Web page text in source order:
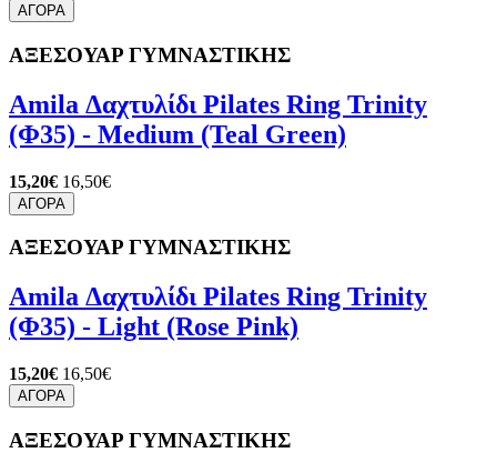
ΑΓΟΡΑ
ΑΞΕΣΟΥΑΡ ΓΥΜΝΑΣΤΙΚΗΣ
Amila Δαχτυλίδι Pilates Ring Trinity
(Φ35) - Medium (Teal Green)
15,20€ 16,50€
ΑΓΟΡΑ
ΑΞΕΣΟΥΑΡ ΓΥΜΝΑΣΤΙΚΗΣ
Amila Δαχτυλίδι Pilates Ring Trinity
(Φ35) - Light (Rose Pink)
15,20€ 16,50€
ΑΓΟΡΑ
ΑΞΕΣΟΥΑΡ ΓΥΜΝΑΣΤΙΚΗΣ